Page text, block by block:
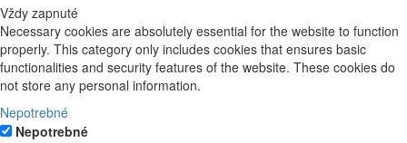
Vždy zapnuté
Necessary cookies are absolutely essential for the website to function
properly. This category only includes cookies that ensures basic
functionalities and security features of the website. These cookies do
not store any personal information.
Nepotrebné
Nepotrebné